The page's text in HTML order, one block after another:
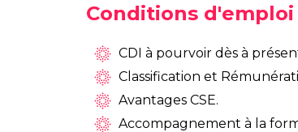
Conditions d'emploi
CDI à pourvoir dès à
Classification et
Avantages CSE.
Accompagnement à la